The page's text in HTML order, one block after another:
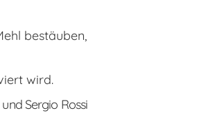
bestäuben,
wird.
Sergio Rossi